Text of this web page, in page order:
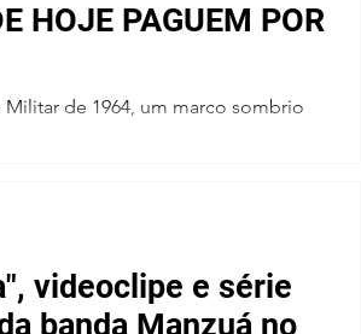
HOJE PAGUEM POR
de 1964, um marco sombrio
videoclipe e série
banda Manzuá no